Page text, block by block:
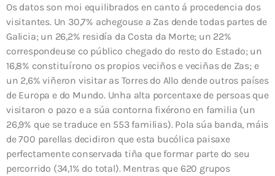
Os datos son moi equilibrados en canto á procedencia dos
visitantes. Un 30,7% achegouse a Zas dende todas partes de
Galicia; un 26,2% residía da Costa da Morte; un 22%
correspondeuse co público chegado do resto do Estado; un
16,8% constituírono os propios veciños e veciñas de Zas; e
un 2,6% viñeron visitar as Torres do Allo dende outros países
de Europa e do Mundo. Unha alta porcentaxe de persoas que
visitaron o pazo e a súa contorna fixérono en familia (un
26,9% que se traduce en 553 familias). Pola súa banda, máis
de 700 parellas decidiron que esta bucólica paisaxe
perfectamente conservada tiña que formar parte do seu
percorrido (34,1% do total). Mentras que 620 grupos